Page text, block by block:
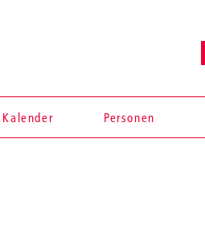
Kalender Personen